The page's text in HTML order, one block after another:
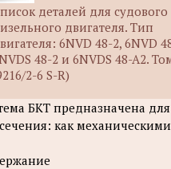
деталей для судового
двигателя. Тип
6NVD 48-2, 6NVD
48-2 и 6NVDS 48-A2.
2-6 S-R)
БКТ предназначена
как